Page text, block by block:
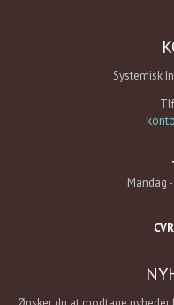
Systemisk
Mandag